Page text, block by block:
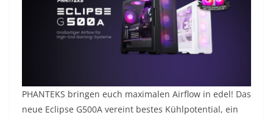
PHANTEKS bringen euch maximalen Airflow in edel! Das
neue Eclipse G500A vereint bestes Kühlpotential, ein